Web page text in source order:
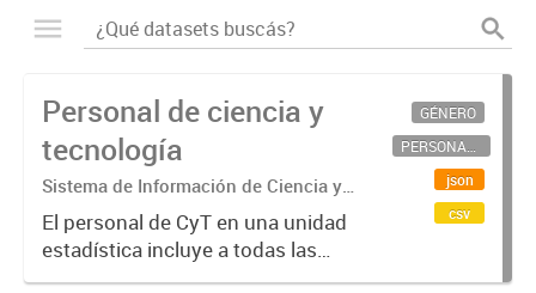
Personal de ciencia y
tecnología
Sistema de Información de Ciencia y
Tecnología Argentino (SICYTAR)
El personal de CyT en una unidad
estadística incluye a todas las
personas involucradas
GÉNERO
PERSONAL CIENTÍFICO-TECNOLÓGICO
json
csv